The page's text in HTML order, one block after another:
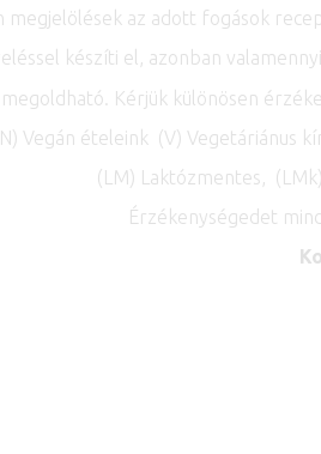
megjelölések az adott fogások
készíti el, azonban
Kérjük különösen
Vegán ételeink (V) Vegetáriánus
(LM) Laktózmentes,
Érzékenységedet